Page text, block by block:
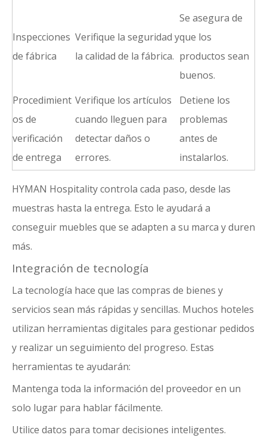
Inspecciones
de fábrica
Verifique la seguridad y
la calidad de la fábrica.
Se asegura de
que los
productos sean
buenos.
Procedimient
os de
verificación
de entrega
Verifique los artículos
cuando lleguen para
detectar daños o
errores.
Detiene los
problemas
antes de
instalarlos.
HYMAN Hospitality controla cada paso, desde las
muestras hasta la entrega. Esto le ayudará a
conseguir muebles que se adapten a su marca y duren
más.
Integración de tecnología
La tecnología hace que las compras de bienes y
servicios sean más rápidas y sencillas. Muchos hoteles
utilizan herramientas digitales para gestionar pedidos
y realizar un seguimiento del progreso. Estas
herramientas te ayudarán:
Mantenga toda la información del proveedor en un
solo lugar para hablar fácilmente.
Utilice datos para tomar decisiones inteligentes.